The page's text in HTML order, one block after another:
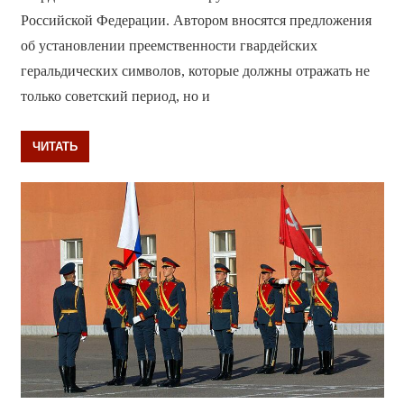
Российской Федерации. Автором вносятся предложения
об установлении преемственности гвардейских
геральдических символов, которые должны отражать не
только советский период, но и
ЧИТАТЬ